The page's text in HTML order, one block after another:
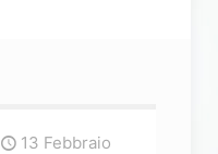
13 Febbraio